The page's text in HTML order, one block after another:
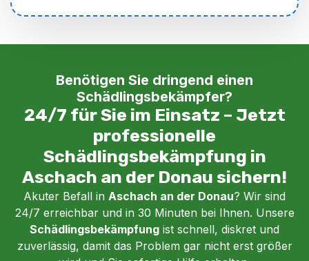
Benötigen Sie dringend einen
Schädlingsbekämpfer?
24/7 für Sie im Einsatz – Jetzt
professionelle
Schädlingsbekämpfung in
Aschach an der Donau sichern!
Akuter Befall in Aschach an der Donau? Wir sind
24/7 erreichbar und in 30 Minuten bei Ihnen. Unsere
Schädlingsbekämpfung ist schnell, diskret und
zuverlässig, damit das Problem gar nicht erst größer